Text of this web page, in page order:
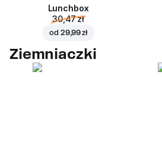
Lunchbox
30,47 zł
od 29,99 zł
Ziemniaczki